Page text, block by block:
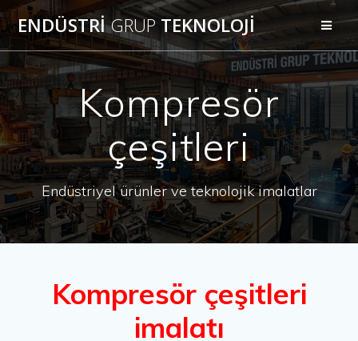
Skip
to
content
ENDÜSTRİGRUP TEKNOLOJİ
Kompresör
çeşitleri
Endüstriyel ürünler ve teknolojik imalatlar
Kompresör çeşitleri
imalatı